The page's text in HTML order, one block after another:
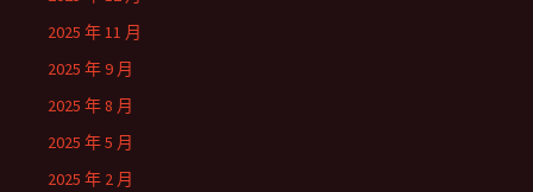
2025 年 11 月
2025 年 9 月
2025 年 8 月
2025 年 5 月
2025 年 2 月